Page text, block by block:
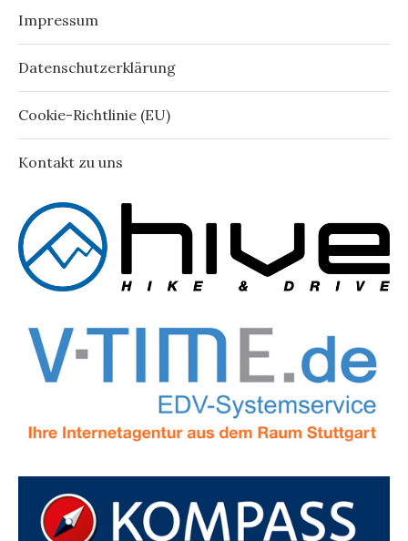
Impressum
Datenschutzerklärung
Cookie-Richtlinie (EU)
Kontakt zu uns